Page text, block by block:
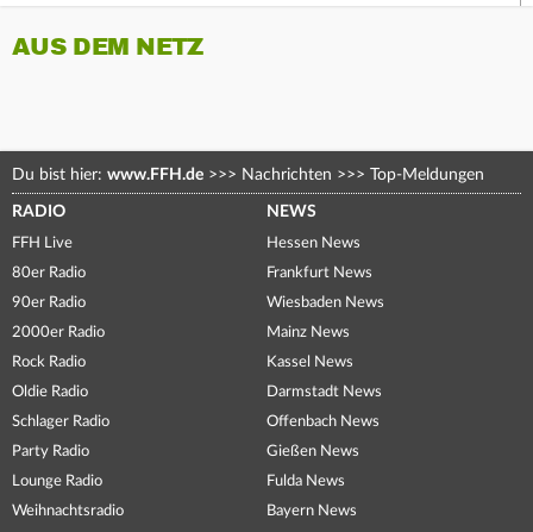
AUS DEM NETZ
Du bist hier: www.FFH.de >>> Nachrichten >>> Top-Meldungen
RADIO
FFH Live
80er Radio
90er Radio
2000er Radio
Rock Radio
Oldie Radio
Schlager Radio
Party Radio
Lounge Radio
Weihnachtsradio
NEWS
Hessen News
Frankfurt News
Wiesbaden News
Mainz News
Kassel News
Darmstadt News
Offenbach News
Gießen News
Fulda News
Bayern News